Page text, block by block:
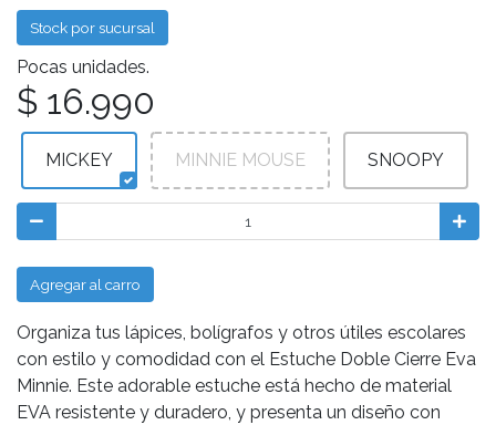
Stock por sucursal
Pocas unidades.
$ 16.990
MICKEY MINNIE MOUSE SNOOPY
Agregar al carro
Organiza tus lápices, bolígrafos y otros útiles escolares
con estilo y comodidad con el Estuche Doble Cierre Eva
Minnie. Este adorable estuche está hecho de material
EVA resistente y duradero, y presenta un diseño con